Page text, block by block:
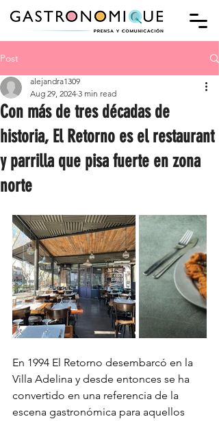
Post
Con más de tres décadas de
historia, El Retorno es el restaurant
y parrilla que pisa fuerte en zona
norte
alejandra1309
Aug 29, 2024 3 min read
En 1994 El Retorno desembarcó en la
Villa Adelina y desde entonces se ha
convertido en una referencia de la
escena gastronómica para aquellos